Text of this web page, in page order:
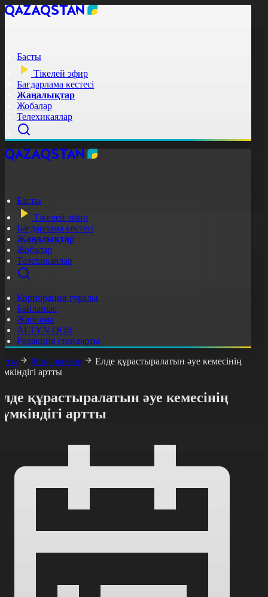
Басты
Тікелей эфир
Бағдарлама кестесі
Жаңалықтар
Жобалар
Телехикаялар
Басты
Тікелей эфир
Бағдарлама кестесі
Жаңалықтар
Жобалар
Телехикаялар
Корпорация туралы
Байланыс
Жарнама
ALTYN QOR
Редакция стандарты
Жаңалықтар
Елде құрастыралатын әуе кемесінің
артты
құрастыралатын әуе кемесінің
артты